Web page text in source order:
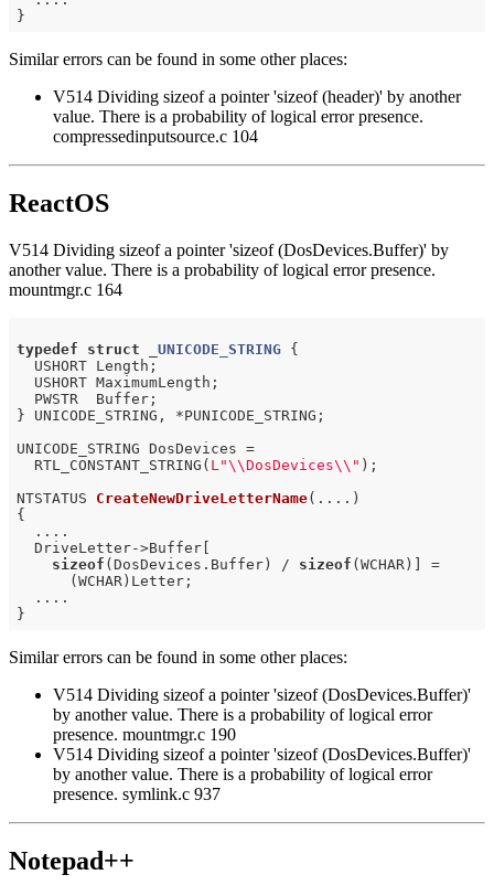
Similar errors can be found in some other places:
V514 Dividing sizeof a pointer 'sizeof (header)' by another
value. There is a probability of logical error presence.
compressedinputsource.c 104
ReactOS
V514 Dividing sizeof a pointer 'sizeof (DosDevices.Buffer)' by
another value. There is a probability of logical error presence.
mountmgr.c 164
typedef struct UNICODE_STRING {
  USHORT Length;
  USHORT MaximumLength;
  PWSTR  Buffer;
} UNICODE_STRING, *PUNICODE_STRING;
UNICODE_STRING DosDevices =
  RTL_CONSTANT_STRING(
L"\\DosDevices\\" );
NTSTATUS CreateNewDriveLetterName(....)
{
  ....
  DriveLetter->Buffer[
sizeof (DosDevices.Buffer) / sizeof (WCHAR)] =
      (WCHAR)Letter;
  ....
Similar errors can be found in some other places:
V514 Dividing sizeof a pointer 'sizeof (DosDevices.Buffer)'
by another value. There is a probability of logical error
presence. mountmgr.c 190
V514 Dividing sizeof a pointer 'sizeof (DosDevices.Buffer)'
by another value. There is a probability of logical error
presence. symlink.c 937
Notepad++